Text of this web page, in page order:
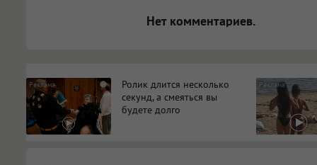
Нет комментариев.
i
Ролик длится несколько
секунд, а смеяться вы
будете долго